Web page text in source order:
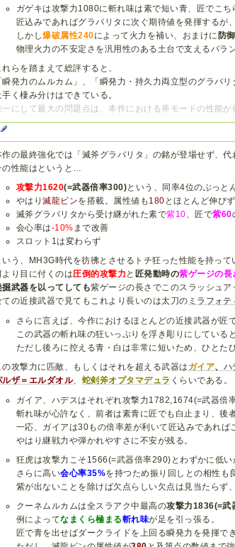
ガゲキは攻撃力1080に斬れ味は素で短い青、匠でこ
匠込みであればグラバリタに次ぐ期待値を発揮するが
しかし爆破属性240によって火力を補い、おまけに 防
物理火力の不安定さを汎用性のある土台で支えるバラ
れらを踏まえて総評すると、
瞬発力のムルカム」、「瞬発力・持久力両立型のグラバ
手く棲み分けはできている。
一にして最大の問題点は、本作における斧モードの性能
作の最終強化では「滅斧グラバリタ」の銘が登場せず、代
の性能はというと…
攻撃力1620(=武器倍率300)という、同率4位のぶっと
やはり滅龍ビンを搭載。属性値も 180 とほとんど伸び
滅斧グラバリタから受け継がれた素で紫10、匠で紫60
会心率は-10% まで改善
スロット1は変わらず
いう、MH3G時代を彷彿とさせるトチ狂った性能を持って
より目に付くのは圧倒的攻撃力 と 匠発動時の紫ゲージの長
掘武器を以ってしても紫ゲージの長さでこのスラッシュア
ての近接武器で見てもこれより長いのは太刀の ミラフォテ
さらに言えば、今作におけるほとんどの近接武器が匠
この武器の斬れ味の狂いっぷりを浮き彫りにしている
ただし後ろに控える青・白は非常に短いため、ひとた
の攻撃力に匹敵、もしくはそれを超える武器は ガイア、 ハ
ルザ＝エルダオル、 蛇剣斧オプタマデュラ くらいである。
ガイア、ハデスはそれぞれ攻撃力1782,1674(=武器倍
斬れ味が心許なく、前者は素青に匠でも白止まり、後
一応、ガイアは30もの倍率差が利いて匠込みであれば
やはり継戦力や弾かれやすさに不安が残る。
狂虎は攻撃力こそ1566(=武器倍率290)とわずかに低い
さらに高い会心率35%を持つため振り回しとの相性も
紫が出ないことを除けば欠点らしい欠点は見当たらず
クーネムルカムは全スラアク中最高の攻撃力1836(=武
例によってなまくら極まる斬れ味が足を引っ張る。
匠で青を出せばダークライドを上回る瞬発力を発揮で